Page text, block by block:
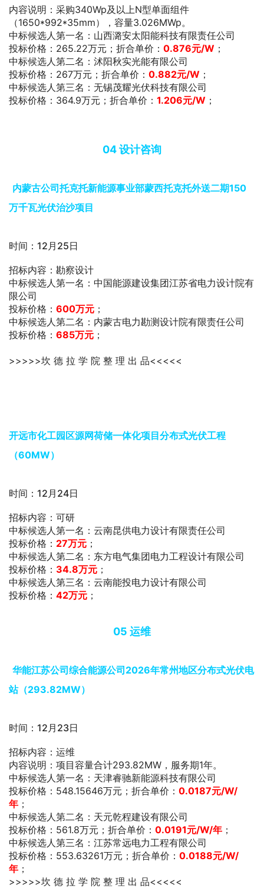
内容说明： 采购340Wp及以上N型单面组件
（1650*992*35mm），容量3.026MWp。
中标候选人第一名：山西潞安太阳能科技有限责任公司
投标价格：265.22万元；折合单价： 0.876元/W ；
中标候选人第二名：沭阳秋实光能有限公司
投标价格：267万元；折合单价： 0.882元/W ；
中标候选人第三名：无锡茂耀光伏科技有限公司
投标价格：364.9万元；折合单价： 1.206元/W ；
04设计咨询
内蒙古公司托克托新能源事业部蒙西托克托外送二期150
万千瓦光伏治沙项目
时间：12月25日
招标内容：勘察设计
中标候选人第一名：中国能源建设集团江苏省电力设计院有
限公司
投标价格： 600万元 ；
中标候选人第二名：内蒙古电力勘测设计院有限责任公司
投标价格： 685万元 ；
>>>>>坎 德 拉 学 院 整 理 出 品<<<<<
开远市化工园区源网荷储一体化项目分布式光伏工程
（60MW）
时间：12月24日
招标内容：可研
中标候选人第一名：云南昆供电力设计有限责任公司
投标价格： 27万元 ；
中标候选人第二名：东方电气集团电力工程设计有限公司
投标价格： 34.8万元 ；
中标候选人第三名：云南能投电力设计有限公司
投标价格： 42万元 ；
05 运维
华能江苏公司综合能源公司2026年常州地区分布式光伏电
站（293.82MW）
时间：12月23日
招标内容：运维
内容说明：项目容量合计293.82MW，服务期1年。
中标候选人第一名：天津睿驰新能源科技有限公司
投标价格：548.15646万元；折合单价： 0.0187元/W/
年 ；
中标候选人第二名：天元乾程建设有限公司
投标价格：561.8万元；折合单价： 0.0191元/W/年 ；
中标候选人第三名：江苏常远电力工程有限公司
投标价格：553.63261万元；折合单价： 0.0188元/W/
年 ；
>>>>>坎 德 拉 学 院 整 理 出 品<<<<<